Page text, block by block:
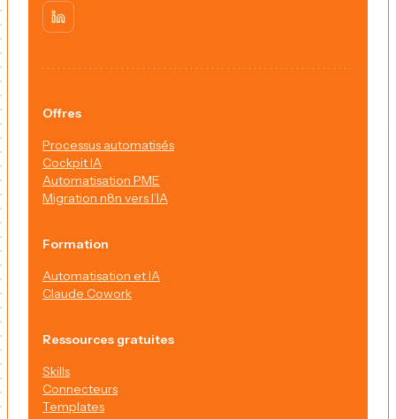
Offres
Processus automatisés
Cockpit IA
Automatisation PME
Migration n8n vers l’IA
Formation
Automatisation et IA
Claude Cowork
Ressources gratuites
Skills
Connecteurs
Templates